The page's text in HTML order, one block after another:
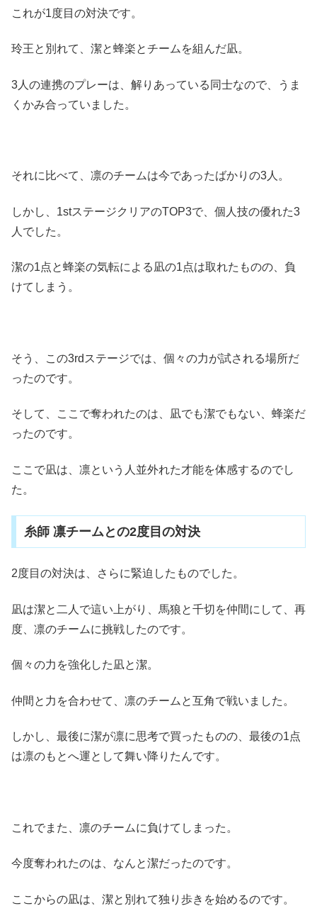
これが1度目の対決です。
玲王と別れて、潔と蜂楽とチームを組んだ凪。
3人の連携のプレーは、解りあっている同士なので、うま
くかみ合っていました。
それに比べて、凛のチームは今であったばかりの3人。
しかし、1stステージクリアのTOP3で、個人技の優れた3
人でした。
潔の1点と蜂楽の気転による凪の1点は取れたものの、負
けてしまう。
そう、この3rdステージでは、個々の力が試される場所だ
ったのです。
そして、ここで奪われたのは、凪でも潔でもない、蜂楽だ
ったのです。
ここで凪は、凛という人並外れた才能を体感するのでし
た。
糸師 凛チームとの2度目の対決
2度目の対決は、さらに緊迫したものでした。
凪は潔と二人で這い上がり、馬狼と千切を仲間にして、再
度、凛のチームに挑戦したのです。
個々の力を強化した凪と潔。
仲間と力を合わせて、凛のチームと互角で戦いました。
しかし、最後に潔が凛に思考で買ったものの、最後の1点
は凛のもとへ運として舞い降りたんです。
これでまた、凛のチームに負けてしまった。
今度奪われたのは、なんと潔だったのです。
ここからの凪は、潔と別れて独り歩きを始めるのです。